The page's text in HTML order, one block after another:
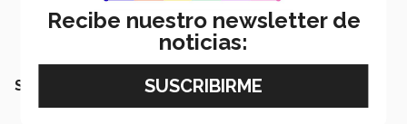
SEGURO QUERRÁS LEER
Recibe nuestro newsletter de
noticias: